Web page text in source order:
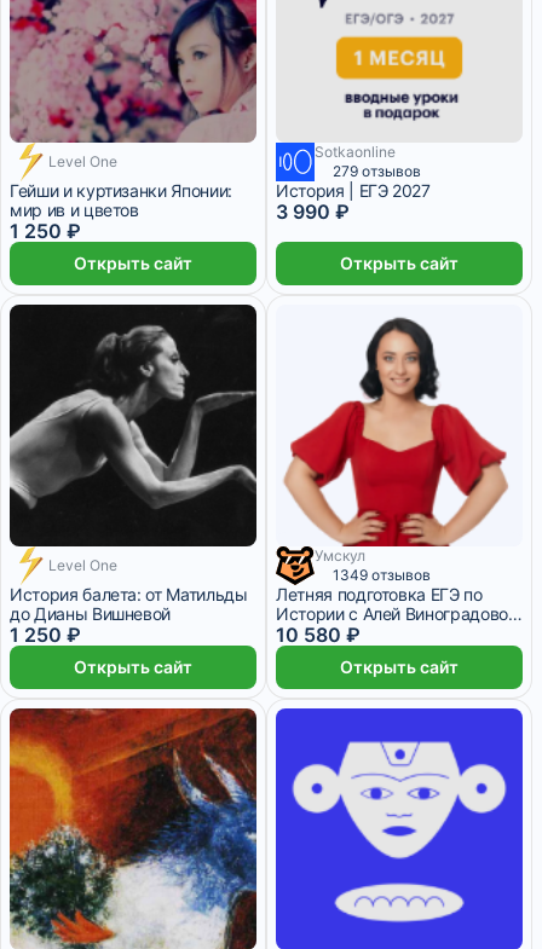
Level One
Гейши и куртизанки Японии:
мир ив и цветов
1 250 ₽
Открыть сайт
Sotkaonline
279 отзывов
История | ЕГЭ 2027
3 990 ₽
Открыть сайт
Level One
История балета: от Матильды
до Дианы Вишневой
1 250 ₽
Открыть сайт
2 645 ₽/мес 1 месяц
Умскул
1349 отзывов
Летняя подготовка ЕГЭ по
Истории с Алей Виноградовой
– 11 класс
10 580 ₽
Открыть сайт